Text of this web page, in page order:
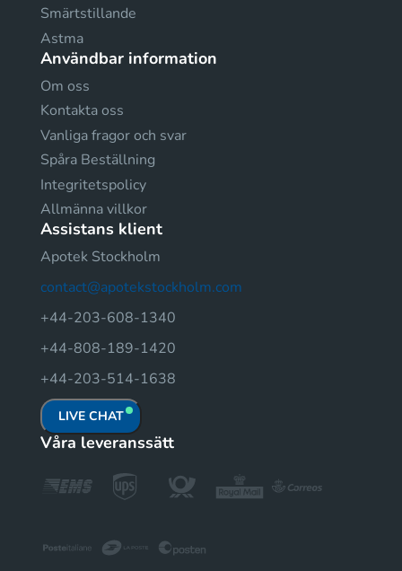
Smärtstillande
Astma
Användbar information
Om oss
Kontakta oss
Vanliga fragor och svar
Spåra Beställning
Integritetspolicy
Allmänna villkor
Assistans klient
Apotek Stockholm
contact@apotekstockholm.com
+44-203-608-1340
+44-808-189-1420
+44-203-514-1638
LIVE CHAT
Våra leveranssätt